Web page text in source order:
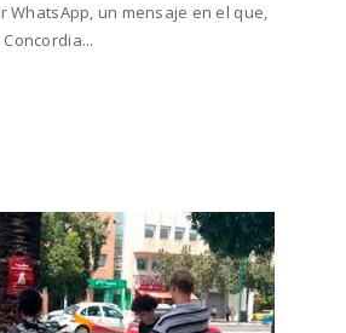
WhatsApp, un mensaje en el que,